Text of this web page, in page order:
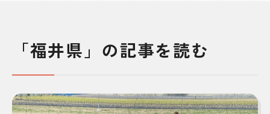
「福井県」の記事を読む